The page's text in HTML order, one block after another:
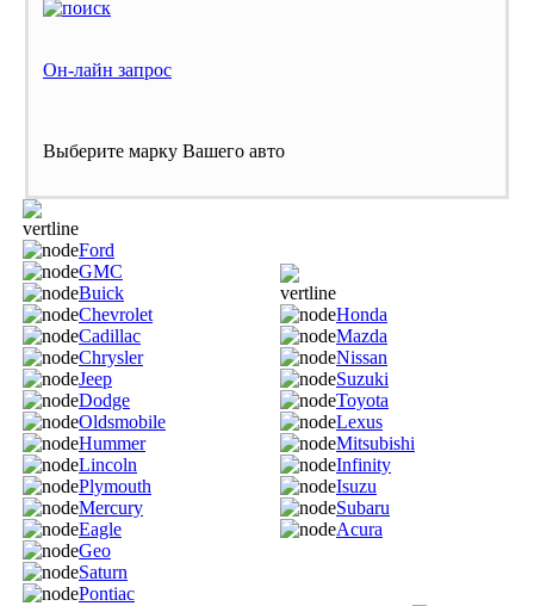
Он-лайн запрос
Выберите марку Вашего авто
Ford
GMC
Buick
Chevrolet
Cadillac
Chrysler
Jeep
Dodge
Oldsmobile
Hummer
Lincoln
Plymouth
Mercury
Eagle
Geo
Saturn
Pontiac
Honda
Mazda
Nissan
Suzuki
Toyota
Lexus
Mitsubishi
Infinity
Isuzu
Subaru
Acura